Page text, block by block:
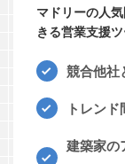
マドリーの人
きる営業支援
競合他社
トレン
建築家の